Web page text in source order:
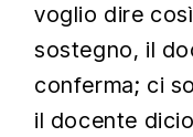
voglio dire
sostegno, il
conferma; ci
il docente